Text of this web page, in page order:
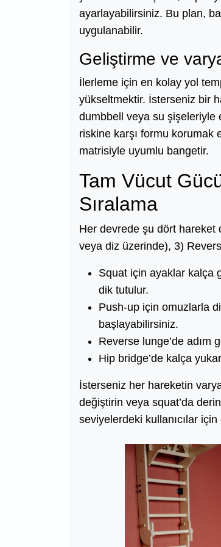
ayarlayabilirsiniz. Bu plan,
uygulanabilir.
Geliştirme ve
İlerleme için en kolay yol
yükseltmektir. İsterseniz bir
dumbbell veya su şişeleriyle
riskine karşı formu korumak
matrisiyle uyumlu bangetir.
Tam Vücut
Sıralama
Her devrede şu dört hareket
veya diz üzerinde), 3)
Squat için ayaklar kalça
dik tutulur.
Push-up için omuzlarla
başlayabilirsiniz.
Reverse lunge’de adım
Hip bridge’de kalça
İsterseniz her hareketin
değiştirin veya squat’da
seviyelerdeki kullanıcılar için